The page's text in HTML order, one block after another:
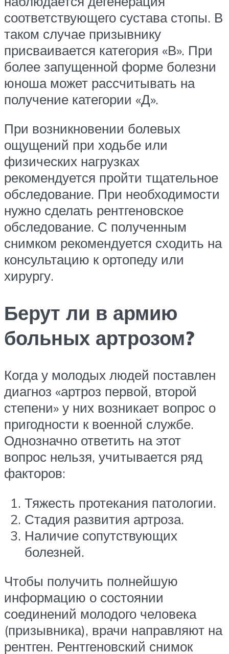
соответствующего сустава стопы. В
таком случае призывнику
присваивается категория «В». При
более запущенной форме болезни
юноша может рассчитывать на
получение категории «Д».
При возникновении болевых
ощущений при ходьбе или
физических нагрузках
рекомендуется пройти тщательное
обследование. При необходимости
нужно сделать рентгеновское
обследование. С полученным
снимком рекомендуется сходить на
консультацию к ортопеду или
хирургу.
Берут ли в армию
больных артрозом?
Когда у молодых людей поставлен
диагноз «артроз первой, второй
степени» у них возникает вопрос о
пригодности к военной службе.
Однозначно ответить на этот
вопрос нельзя, учитывается ряд
факторов:
Тяжесть протекания патологии.
Стадия развития артроза.
Наличие сопутствующих
болезней.
Чтобы получить полнейшую
информацию о состоянии
соединений молодого человека
(призывника), врачи направляют на
рентген. Рентгеновский снимок